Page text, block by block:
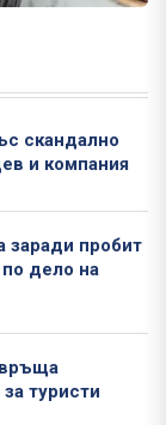
скандално
и компания
заради пробит
дело на
туристи